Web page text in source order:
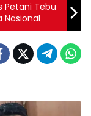
Petani Tebu
Nasional